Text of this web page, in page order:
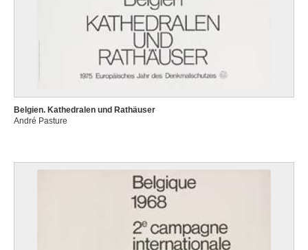
Belgien. Kathedralen und Rathäuser
André Pasture